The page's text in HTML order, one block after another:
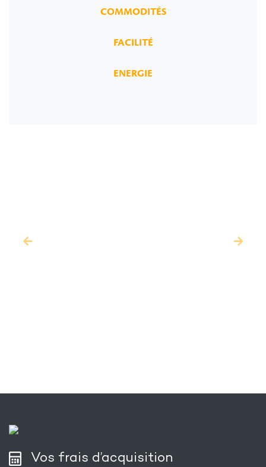
COMMODITÉS
FACILITÉ
ENERGIE
Vos frais d’acquisition